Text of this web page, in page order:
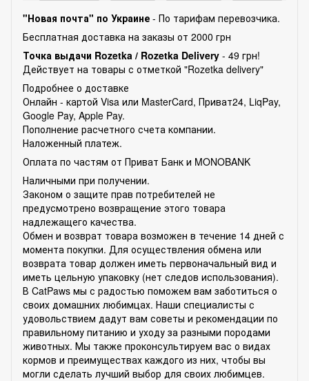
"Новая почта" по Украине - По тарифам перевозчика.
Бесплатная доставка на заказы от 2000 грн
Точка выдачи Rozetka / Rozetka Delivery - 49 грн!
Действует на товары с отметкой "Rozetka delivery"
Подробнее о доставке
Онлайн - картой Visa или MasterCard, Приват24, LiqPay,
Google Pay, Apple Pay.
Пополнение расчетного счета компании.
Наложенный платеж.
Оплата по частям от Приват Банк и MONOBANK
Наличными при получении.
Законом о защите прав потребителей не
предусмотрено возвращение этого товара
надлежащего качества.
Обмен и возврат товара возможен в течение 14 дней с
момента покупки. Для осуществления обмена или
возврата товар должен иметь первоначальный вид и
иметь цельную упаковку (нет следов использования).
В CatPaws мы с радостью поможем вам заботиться о
своих домашних любимцах. Наши специалисты с
удовольствием дадут вам советы и рекомендации по
правильному питанию и уходу за разными породами
животных. Мы также проконсультируем вас о видах
кормов и преимуществах каждого из них, чтобы вы
могли сделать лучший выбор для своих любимцев.